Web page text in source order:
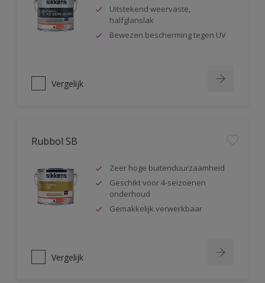
Uitstekend weervaste,
halfglanslak
Bewezen bescherming tegen UV
Vergelijk
Rubbol SB
Zeer hoge buitenduurzaamheid
Geschikt voor 4-seizoenen
onderhoud
Gemakkelijk verwerkbaar
Vergelijk